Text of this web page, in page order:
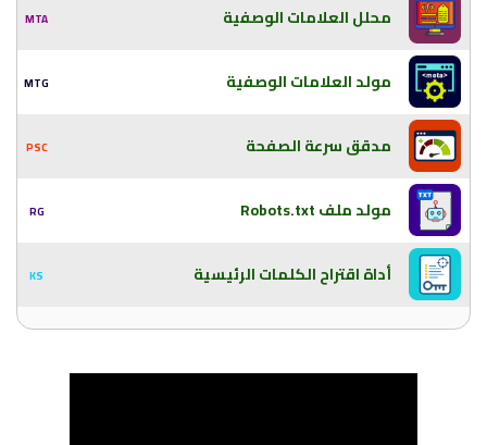
محلل العلامات الوصفية MTA
مولد العلامات الوصفية MTG
مدقق سرعة الصفحة PSC
مولد ملف Robots.txt RG
أداة اقتراح الكلمات الرئيسية KS